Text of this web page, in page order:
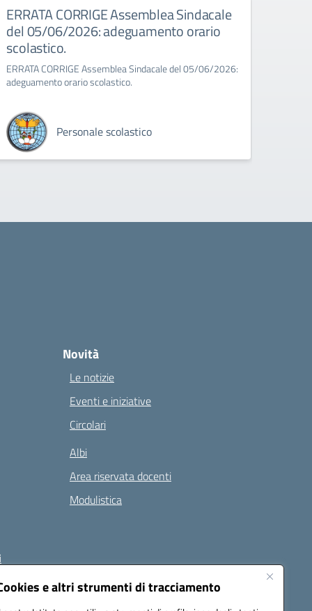
e altri strumenti di tracciamento
ERRATA CORRIGE Assemblea Sindacale
del 05/06/2026: adeguamento orario
scolastico.
ERRATA CORRIGE Assemblea Sindacale del 05/06/2026:
adeguamento orario scolastico.
Personale scolastico
Novità
Le notizie
Eventi e iniziative
Circolari
Albi
Area riservata docenti
Modulistica